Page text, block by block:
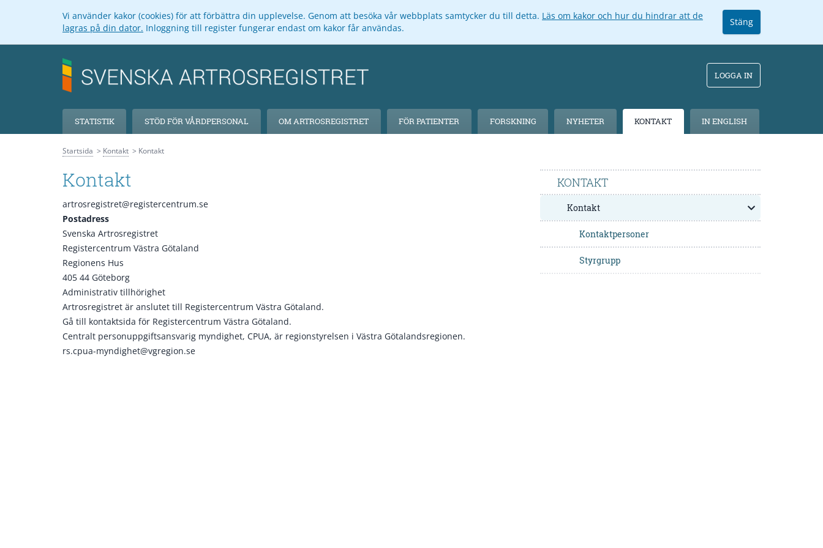
Vi använder kakor (cookies) för att förbättra din upplevelse. Genom att besöka vår webbplats samtycker du till detta. Läs om kakor och hur du hindrar att de
lagras på din dator. Inloggning till register fungerar endast om kakor får användas.
Stäng
LOGGA IN
STATISTIK STÖD FÖR VÅRDPERSONAL OM ARTROSREGISTRET FÖR PATIENTER FORSKNING NYHETER KONTAKT IN ENGLISH
Startsida Kontakt Kontakt
Kontakt
artrosregistret@registercentrum.se
Postadress
Svenska Artrosregistret
Registercentrum Västra Götaland
Regionens Hus
405 44 Göteborg
Administrativ tillhörighet
Artrosregistret är anslutet till Registercentrum Västra Götaland.
Gå till kontaktsida för Registercentrum Västra Götaland.
Centralt personuppgiftsansvarig myndighet, CPUA, är regionstyrelsen i Västra Götalandsregionen.
rs.cpua-myndighet@vgregion.se
KONTAKT
Kontakt
Kontaktpersoner
Styrgrupp